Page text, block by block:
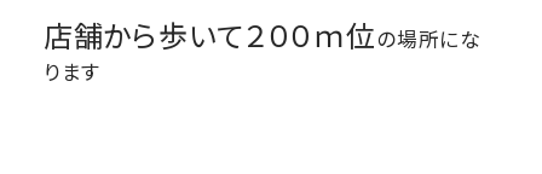
店舗から歩いて２００ｍ位の場所にな
ります